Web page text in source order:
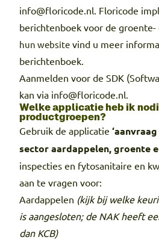
info@floricode.nl. Floricode
berichtenboek voor de
hun website vind u meer
berichtenboek.
Aanmelden voor de SDK
kan via info@floricode.nl.
Welke applicatie heb ik
productgroepen?
Gebruik de applicatie
sector aardappelen, groente
inspecties en fytosanitaire en
aan te vragen voor:
Aardappelen (kijk bij welke
is aangesloten; de NAK heeft
dan KCB)